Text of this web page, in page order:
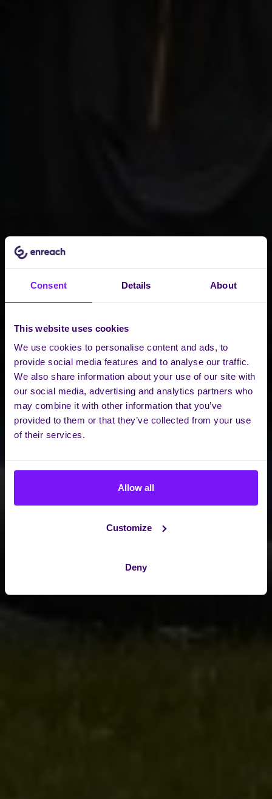
Consent Details About
This website uses cookies
We use cookies to personalise content and ads, to
provide social media features and to analyse our traffic.
We also share information about your use of our site with
our social media, advertising and analytics partners who
may combine it with other information that you’ve
provided to them or that they’ve collected from your use
of their services.
Allow all
Customize
Deny